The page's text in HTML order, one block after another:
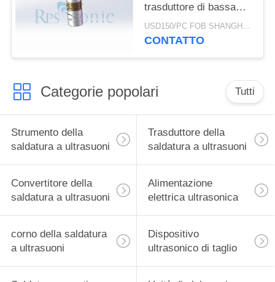
trasduttore di bassa
impedenza della
saldatura a ultrasuoni
USD150/PC FOB SHANGHAI MOQ:1pcs
CONTATTO
Categorie popolari Tutti
Strumento della
saldatura a ultrasuoni
Trasduttore della
saldatura a ultrasuoni
Convertitore della
saldatura a ultrasuoni
Alimentazione
elettrica ultrasonica
corno della saldatura
a ultrasuoni
Dispositivo
ultrasonico di taglio